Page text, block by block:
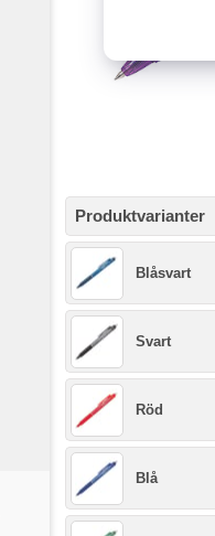
Produktvarianter
Blåsvart
Svart
Röd
Blå